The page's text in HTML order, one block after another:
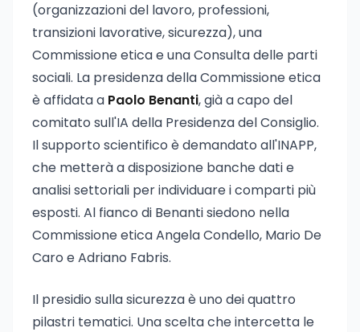
(organizzazioni del lavoro, professioni,
transizioni lavorative, sicurezza), una
Commissione etica e una Consulta delle parti
sociali. La presidenza della Commissione etica
è affidata a Paolo Benanti, già a capo del
comitato sull'IA della Presidenza del Consiglio.
Il supporto scientifico è demandato all'INAPP,
che metterà a disposizione banche dati e
analisi settoriali per individuare i comparti più
esposti. Al fianco di Benanti siedono nella
Commissione etica Angela Condello, Mario De
Caro e Adriano Fabris.
Il presidio sulla sicurezza è uno dei quattro
pilastri tematici. Una scelta che intercetta le